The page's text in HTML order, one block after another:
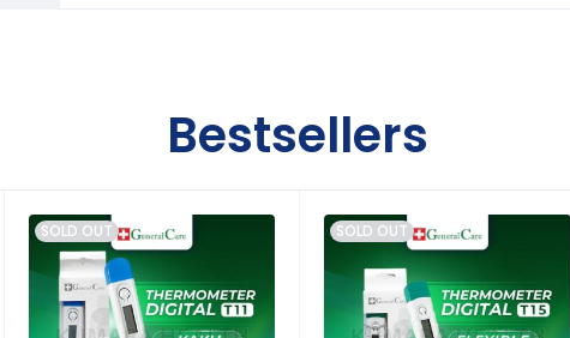
Bestsellers
SOLD OUT SOLD OUT